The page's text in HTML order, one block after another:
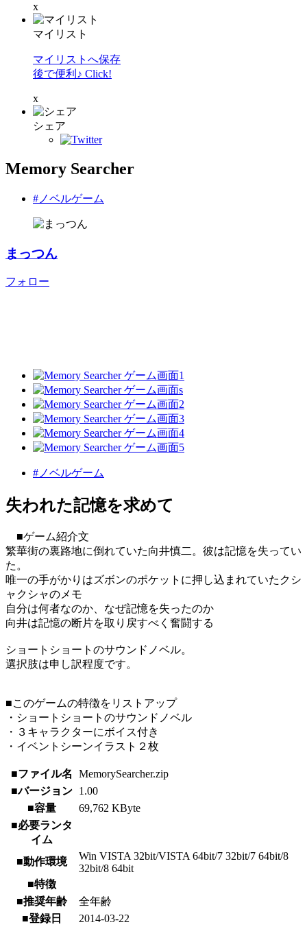
x
マイリスト
マイリストへ保存
後で便利♪ Click!
x
シェア
Memory Searcher
#ノベルゲーム
まっつん
フォロー
#ノベルゲーム
失われた記憶を求めて
■ゲーム紹介文
繁華街の裏路地に倒れていた向井慎二。彼は記憶を失ってい
た。
唯一の手がかりはズボンのポケットに押し込まれていたクシ
ャクシャのメモ
自分は何者なのか、なぜ記憶を失ったのか
向井は記憶の断片を取り戻すべく奮闘する
ショートショートのサウンドノベル。
選択肢は申し訳程度です。
■このゲームの特徴をリストアップ
・ショートショートのサウンドノベル
・３キャラクターにボイス付き
・イベントシーンイラスト２枚
■ファイル名
MemorySearcher.zip
■バージョン 1.00
■容量
69,762 KByte
■必要ランタ
イム
■動作環境
Win VISTA 32bit/VISTA 64bit/7 32bit/7 64bit/8
32bit/8 64bit
■特徴
■推奨年齢
全年齢
■登録日
2014-03-22